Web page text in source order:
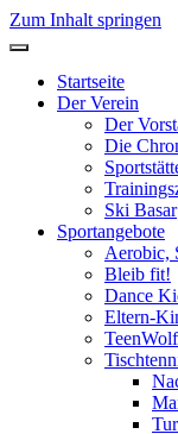
Zum Inhalt springen
Startseite
Der Verein
Der
Die
Ski Basar
Sportangebote
Aerobic,
Bleib fit!
Dance
Eltern-